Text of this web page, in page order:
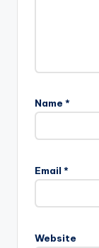
Name *
Email *
Website